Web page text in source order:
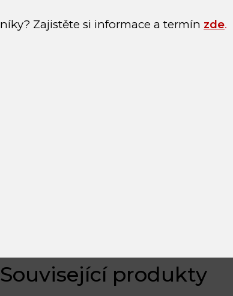
Zajistěte si informace a termín zde.